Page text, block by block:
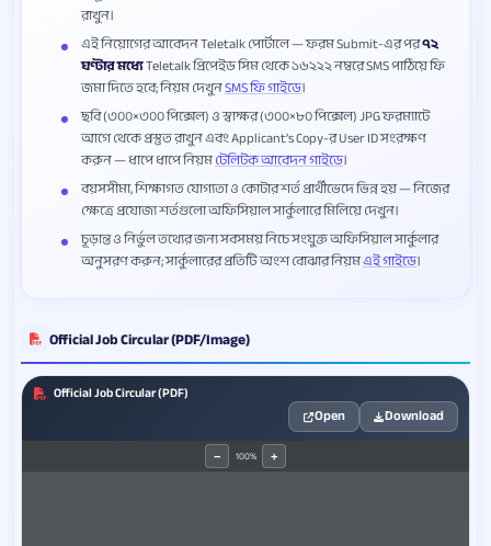
রাখুন।
এই নিয়োগের আবেদন Teletalk পোর্টালে — ফরম Submit-এর পর৭২
ঘণ্টার মধ্যেTeletalk প্রিপেইড সিম থেকে ১৬২২২ নম্বরে SMS পাঠিয়ে ফি
জমা দিতে হবে; নিয়ম দেখুনSMS ফি গাইডে।
ছবি (৩০০×৩০০ পিক্সেল) ও স্বাক্ষর (৩০০×৮০ পিক্সেল) JPG ফরম্যাটে
আগে থেকে প্রস্তুত রাখুন এবং Applicant’s Copy-র User ID সংরক্ষণ
করুন — ধাপে ধাপে নিয়মটেলিটক আবেদন গাইডে।
বয়সসীমা, শিক্ষাগত যোগ্যতা ও কোটার শর্ত প্রার্থীভেদে ভিন্ন হয় — নিজের
ক্ষেত্রে প্রযোজ্য শর্তগুলো অফিসিয়াল সার্কুলারে মিলিয়ে দেখুন।
চূড়ান্ত ও নির্ভুল তথ্যের জন্য সবসময় নিচে সংযুক্ত অফিসিয়াল সার্কুলার
অনুসরণ করুন; সার্কুলারের প্রতিটি অংশ বোঝার নিয়মএই গাইডে।
Official Job Circular (PDF/Image)
Official Job Circular (PDF)
Open Download
− 100% +